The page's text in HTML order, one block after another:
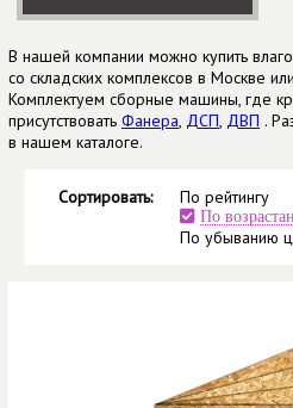
В нашей компании можно купить
со складских комплексов в Москве
Комплектуем сборные машины, где
присутствовать Фанера, ДСП, ДВП .
в нашем каталоге.
Сортировать: По рейтингу
По
По убыванию